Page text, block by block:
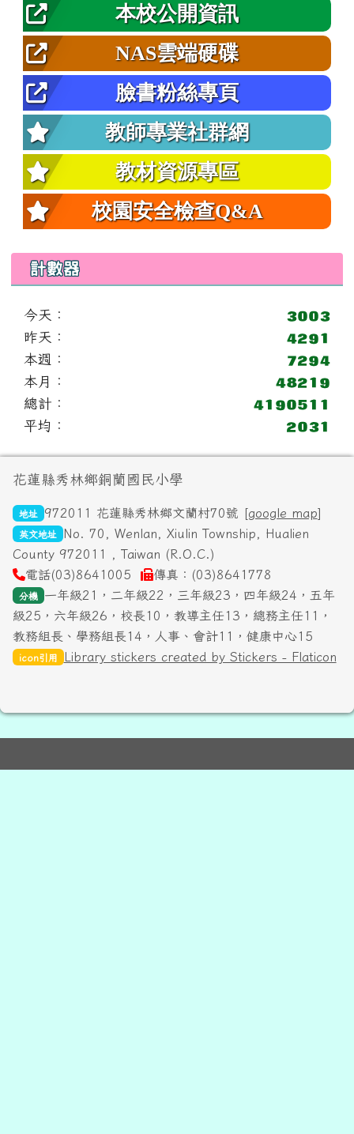
本校公開資訊
NAS雲端硬碟
臉書粉絲專頁
教師專業社群網
教材資源專區
校園安全檢查Q&A
計數器
今天：
昨天：
本週：
本月：
總計：
平均：
頁尾區域內容
花蓮縣秀林鄉銅蘭國民小學
地址 972011 花蓮縣秀林鄉文蘭村70號 [google map]
英文地址
No. 70, Wenlan, Xiulin Township, Hualien
County 972011 , Taiwan (R.O.C.)
電話(03)8641005
傳真：(03)8641778
分機
一年級21，二年級22，三年級23，四年級24，五年
級25，六年級26，校長10，教導主任13，總務主任11，
教務組長、學務組長14，人事、會計11，健康中心15
icon引用 Library stickers created by Stickers - Flaticon